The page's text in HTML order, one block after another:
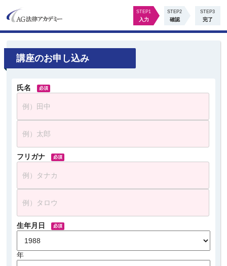
STEP1
入力
STEP2
確認
STEP3
完了
講座のお申し込み
氏名
フリガナ
生年月日
年